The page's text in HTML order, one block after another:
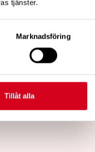
tjänster.
Marknadsföring
Tillåt alla